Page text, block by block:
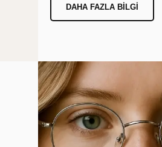
DAHA FAZLA BILGI